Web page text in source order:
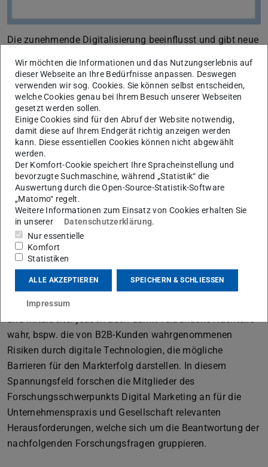
Die zunehmende Digitalisierung beeinflusst und gibt neue
Unternehmen in vielerlei Hinsicht. Erstens ermöglichen die
von Nutzern/innen hinterlassenen digitalen "Fußspuren“
die Entwicklung ausgeklügelter Vorhersagemodelle („Big
Data“) und leistungsfähige
Entscheidungsunterstützungssysteme. Zweitens
übernehmen die Nutzer/innen zunehmend einzelne Stufen
in der Wertschöpfungskette: Erstellen von Online Content
(z. B. YouTube-Videos oder Blogeinträge), digitale
Mundpropaganda in Form von Kundenrezensionen und
Empfehlungen (Virales Marketing). Drittens kommt
insbesondere den sozialen Medien bei der Generierung
und Kanalisierung von Aufmerksamkeit eine immer
größere Rolle zu. Viertens bedingen neue Cloud-
Technologien eine größere Datenverfügbarkeit
Entwicklungen eröffneten Chancen nehmen Unternehmen
und Mitarbeiter jedoch auch damit verbundene Nachteile
wahr, bspw. die von B2B-Kunden wahrgenommenen
Risiken durch digitale Technologien, die mögliche
Barrieren für den Markterfolg darstellen. In diesem
Spannungsfeld forschen die Mitglieder des
Forschungsschwerpunkts Digital Marketing an für die
Unternehmenspraxis und Gesellschaft relevanten
Herausforderungen, welche sich um die Beantwortung der
nachfolgenden Forschungsfragen gruppieren.
Wir möchten die Informationen und das Nutzungserlebnis auf
dieser Webseite an Ihre Bedürfnisse anpassen. Deswegen
verwenden wir sog. Cookies. Sie können selbst entscheiden,
welche Cookies genau bei Ihrem Besuch unserer Webseiten
gesetzt werden sollen.
Einige Cookies sind für den Abruf der Website notwendig,
damit diese auf Ihrem Endgerät richtig anzeigen werden
kann. Diese essentiellen Cookies können nicht abgewählt
werden.
Der Komfort-Cookie speichert Ihre Spracheinstellung und
bevorzugte Suchmaschine, während „Statistik“ die
Auswertung durch die Open-Source-Statistik-Software
„Matomo“ regelt.
Weitere Informationen zum Einsatz von Cookies erhalten Sie
in unserer
Datenschutzerklärung.
Nur essentielle
Komfort
Statistiken
ALLE AKZEPTIEREN SPEICHERN & SCHLIESSEN
Impressum